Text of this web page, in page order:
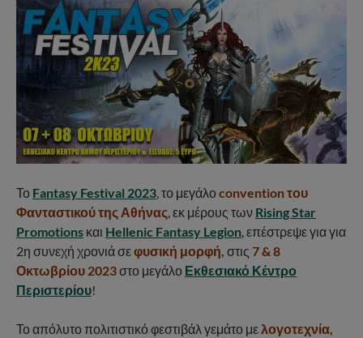
Το Fantasy Festival 2023, το μεγάλο convention του
Φανταστικού της Αθήνας, εκ μέρους των Rising Star
Promotions και Hellenic Fantasy Legion, επέστρεψε για για
2η συνεχή χρονιά σεφυσική μορφή, στις 7 & 8
Οκτωβρίου 2023στο μεγάλο Εκθεσιακό Κέντρο
Περιστερίου!
Το απόλυτο πολιτιστικό φεστιβάλ γεμάτο μελογοτεχνία,